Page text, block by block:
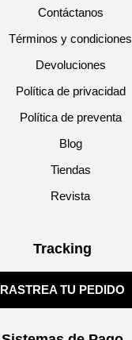
Contáctanos
Términos y condiciones
Devoluciones
Política de privacidad
Política de preventa
Blog
Tiendas
Revista
Tracking
RASTREA TU PEDIDO